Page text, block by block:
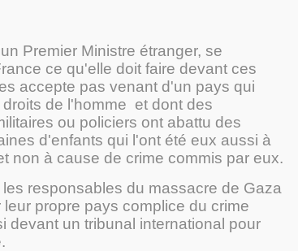
Premier Ministre étranger, se
ce qu'elle doit faire devant ces
accepte pas venant d'un pays qui
de l'homme et dont des
ou policiers ont abattu des
d'enfants qui l'ont été eux aussi à
non à cause de crime commis par eux.
responsables du massacre de Gaza
propre pays complice du crime
devant un tribunal international pour